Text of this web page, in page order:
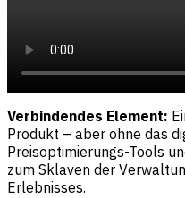
Verbindendes Element:
Produkt – aber ohne das
Preisoptimierungs-Tools
zum Sklaven der
Erlebnisses.